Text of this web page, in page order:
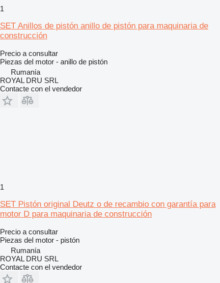
1
SET Anillos de pistón anillo de pistón para maquinaria de
construcción
Precio a consultar
Piezas del motor - anillo de pistón
Rumanía
ROYAL DRU SRL
Contacte con el vendedor
1
SET Pistón original Deutz o de recambio con garantía para
motor D para maquinaria de construcción
Precio a consultar
Piezas del motor - pistón
Rumanía
ROYAL DRU SRL
Contacte con el vendedor